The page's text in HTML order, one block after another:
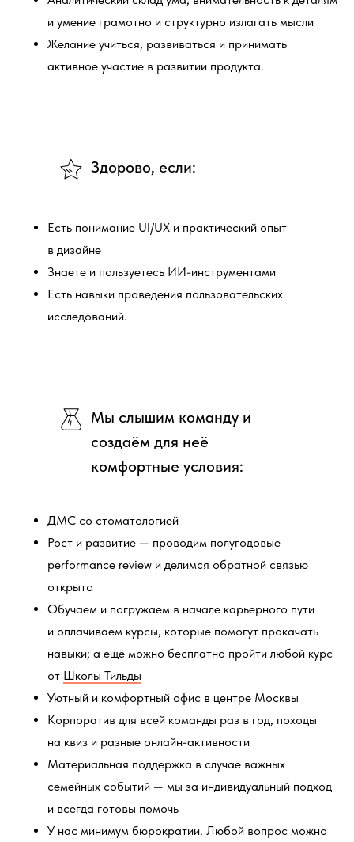
и умение грамотно и структурно излагать мысли
Желание учиться, развиваться и принимать
активное участие в развитии продукта.
Здорово, если:
Есть понимание UI/UX и практический опыт
в дизайне
Знаете и пользуетесь ИИ-инструментами
Есть навыки проведения пользовательских
исследований.
Мы слышим команду и
создаём для неё
комфортные условия:
ДМС со стоматологией
Рост и развитие — проводим полугодовые
performance review и делимся обратной связью
открыто
Обучаем и погружаем в начале карьерного пути
и оплачиваем курсы, которые помогут прокачать
навыки; а ещё можно бесплатно пройти любой курс
от Школы Тильды
Уютный и комфортный офис в центре Москвы
Корпоратив для всей команды раз в год, походы
на квиз и разные онлайн-активности
Материальная поддержка в случае важных
семейных событий — мы за индивидуальный подход
и всегда готовы помочь
У нас минимум бюрократии. Любой вопрос можно